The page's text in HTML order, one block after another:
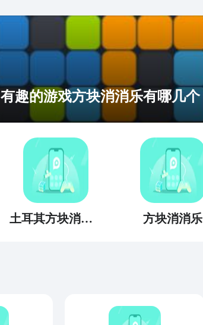
有趣的游戏方块消消乐有哪几个
土耳其方块消除2020 方块消消乐